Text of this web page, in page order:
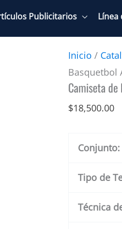
Publicitarios Línea
Inicio /
Basquetbol
Camiseta
$18,500.00
Conjunto:
Tipo de
Técnica